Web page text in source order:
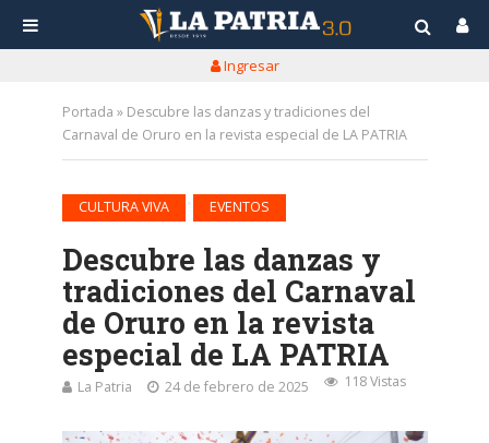
Ingresar
Portada » Descubre las danzas y tradiciones del
Carnaval de Oruro en la revista especial de LA PATRIA
CULTURA VIVA EVENTOS
Descubre las danzas y
tradiciones del Carnaval
de Oruro en la revista
especial de LA PATRIA
La Patria 24 de febrero de 2025 118 Vistas